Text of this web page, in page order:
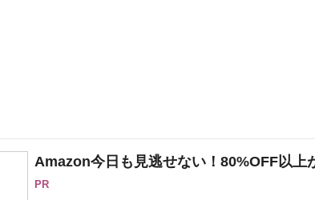
Amazon今日も見逃せない！80%OFF以上
PR